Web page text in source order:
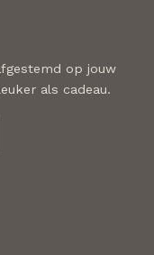
op jouw
als cadeau.